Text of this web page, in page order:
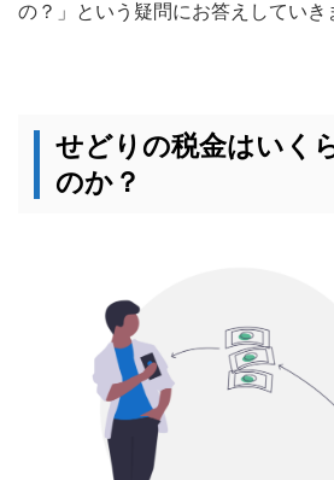
の？」という疑問にお答えしていき
せどりの税金はいく
のか？